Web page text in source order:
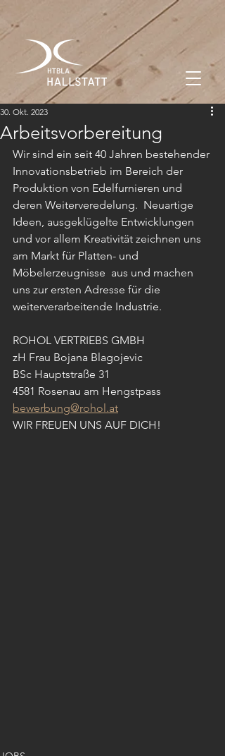
Arbeitsvorbereitung
30. Okt. 2023
Wir sind ein seit 40 Jahren bestehender
Innovationsbetrieb im Bereich der
Produktion von Edelfurnieren und
deren Weiterveredelung.  Neuartige
Ideen, ausgeklügelte Entwicklungen
und vor allem Kreativität zeichnen uns
am Markt für Platten- und
Möbelerzeugnisse  aus und machen
uns zur ersten Adresse für die
weiterverarbeitende Industrie.
ROHOL VERTRIEBS GMBH
zH Frau Bojana Blagojevic
BSc Hauptstraße 31
4581 Rosenau am Hengstpass
bewerbung@rohol.at
WIR FREUEN UNS AUF DICH!